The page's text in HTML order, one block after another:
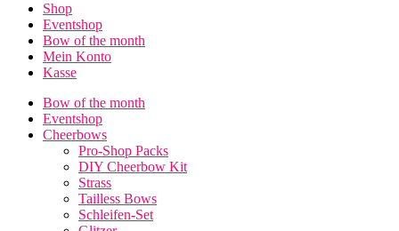
Shop
Eventshop
Bow of the month
Mein Konto
Kasse
Bow of the month
Eventshop
Cheerbows
Pro-Shop Packs
DIY Cheerbow Kit
Strass
Tailless Bows
Schleifen-Set